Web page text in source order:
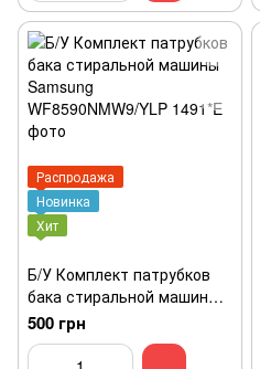
Распродажа
Новинка
Хит
Б/У Комплект патрубков
бака стиральной машины
Samsung
WF8590NMW9/YLP
500 грн